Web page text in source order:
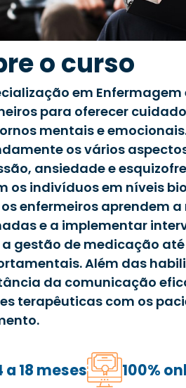
o curso
em
para oferecer
mentais e
os vários
ansiedade e
os indivíduos em níveis
enfermeiros aprendem
e a implementar
a gestão de medicação
Além das
da comunicação
terapêuticas com os
a 18 meses 100%